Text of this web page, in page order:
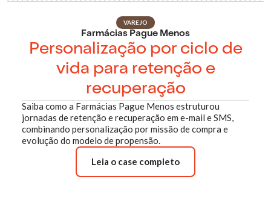
VAREJO
Farmácias Pague Menos
Personalização por ciclo de
vida para retenção e
recuperação
Saiba como a Farmácias Pague Menos estruturou
jornadas de retenção e recuperação em e-mail e SMS,
combinando personalização por missão de compra e
evolução do modelo de propensão.
Leia o case completo